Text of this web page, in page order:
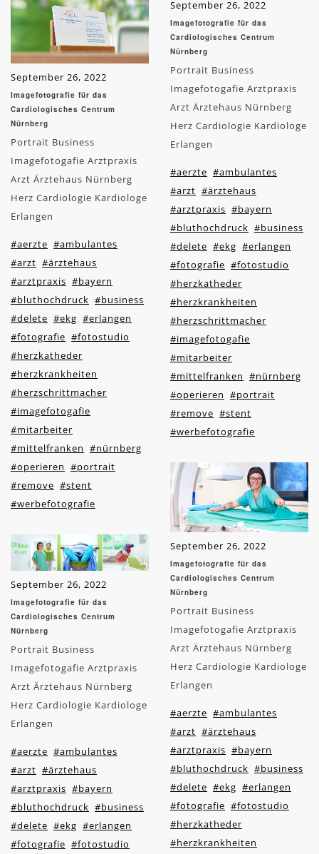
September 26, 2022
Imagefotografie für das
Cardiologisches Centrum
Nürnberg
Portrait Business
Imagefotogafie Arztpraxis
Arzt Ärztehaus Nürnberg
Herz Cardiologie Kardiologe
Erlangen
#aerzte #ambulantes
#arzt #ärztehaus
#arztpraxis #bayern
#bluthochdruck #business
#delete #ekg #erlangen
#fotografie #fotostudio
#herzkatheder
#herzkrankheiten
#herzschrittmacher
#imagefotogafie
#mitarbeiter
#mittelfranken #nürnberg
#operieren #portrait
#remove #stent
#werbefotografie
September 26, 2022
Imagefotografie für das
Cardiologisches Centrum
Nürnberg
Portrait Business
Imagefotogafie Arztpraxis
Arzt Ärztehaus Nürnberg
Herz Cardiologie Kardiologe
Erlangen
#aerzte #ambulantes
#arzt #ärztehaus
#arztpraxis #bayern
#bluthochdruck #business
#delete #ekg #erlangen
#fotografie #fotostudio
September 26, 2022
Imagefotografie für das
Cardiologisches Centrum
Nürnberg
Portrait Business
Imagefotogafie Arztpraxis
Arzt Ärztehaus Nürnberg
Herz Cardiologie Kardiologe
Erlangen
#aerzte #ambulantes
#arzt #ärztehaus
#arztpraxis #bayern
#bluthochdruck #business
#delete #ekg #erlangen
#fotografie #fotostudio
#herzkatheder
#herzkrankheiten
#herzschrittmacher
#imagefotogafie
#mitarbeiter
#mittelfranken #nürnberg
#operieren #portrait
#remove #stent
#werbefotografie
September 26, 2022
Imagefotografie für das
Cardiologisches Centrum
Nürnberg
Portrait Business
Imagefotogafie Arztpraxis
Arzt Ärztehaus Nürnberg
Herz Cardiologie Kardiologe
Erlangen
#aerzte #ambulantes
#arzt #ärztehaus
#arztpraxis #bayern
#bluthochdruck #business
#delete #ekg #erlangen
#fotografie #fotostudio
#herzkatheder
#herzkrankheiten